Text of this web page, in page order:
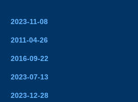
2023-11-08
2011-04-26
2016-09-22
2023-07-13
2023-12-28